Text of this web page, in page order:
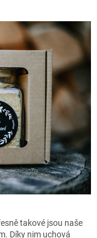
takové jsou naše
Díky nim uchová